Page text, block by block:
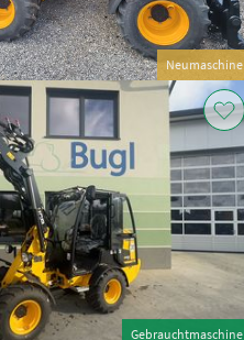
Neumaschine
Gebrauchtmaschine